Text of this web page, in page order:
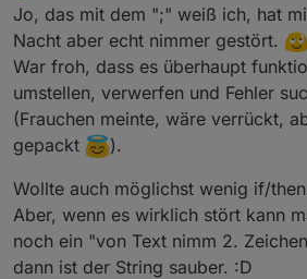
und läßt sich bestimmt auch
Blockly
Log
Jo, das mit dem ";" weiß ich, hat
Nacht aber echt nimmer gestört.
War froh, dass es überhaupt
umstellen, verwerfen und Fehler
(Frauchen meinte, wäre verrückt,
gepackt
).
Wollte auch möglichst wenig if/
Aber, wenn es wirklich stört kann
noch ein "von Text nimm 2.
dann ist der String sauber. :D